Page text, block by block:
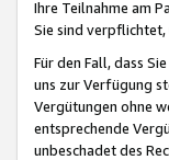
Ihre Teilnahme am
Sie sind
Für den Fall, dass
uns zur Verfügung
Vergütungen ohne
entsprechende
unbeschadet des